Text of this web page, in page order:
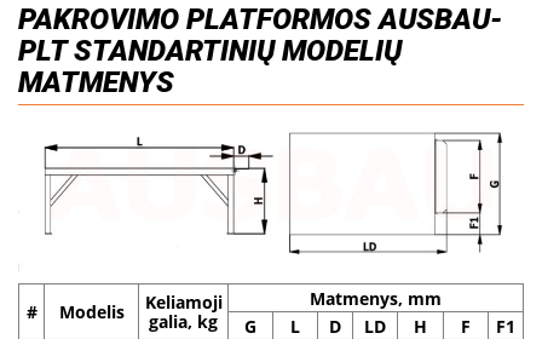
PAKROVIMO PLATFORMOS AUSBAU-
PLT STANDARTINIŲ MODELIŲ
MATMENYS
# Modelis
Keliamoji
galia, kg
Matmenys, mm
G
L D LD H F F1